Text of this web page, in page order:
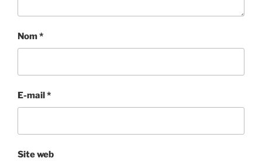
Nom*
E-mail*
Site web